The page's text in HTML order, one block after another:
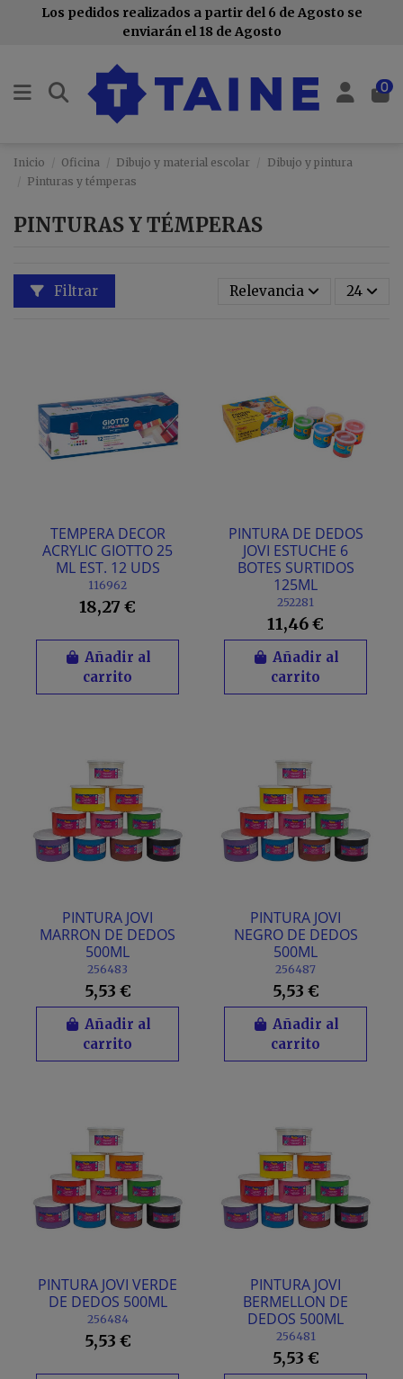
Los pedidos realizados a partir del 6 de Agosto se
enviarán el 18 de Agosto
0
Inicio Oficina Dibujo y material escolar
Dibujo y pintura
Pinturas y témperas
PINTURAS Y TÉMPERAS
Filtrar Relevancia 24
TEMPERA DECOR
ACRYLIC GIOTTO 25
ML EST. 12 UDS
116962
18,27 €
Añadir al
carrito
PINTURA DE DEDOS
JOVI ESTUCHE 6
BOTES SURTIDOS
125ML
252281
11,46 €
Añadir al
carrito
PINTURA JOVI
MARRON DE DEDOS
500ML
256483
5,53 €
Añadir al
carrito
PINTURA JOVI
NEGRO DE DEDOS
500ML
256487
5,53 €
Añadir al
carrito
PINTURA JOVI VERDE
DE DEDOS 500ML
256484
5,53 €
PINTURA JOVI
BERMELLON DE
DEDOS 500ML
256481
5,53 €